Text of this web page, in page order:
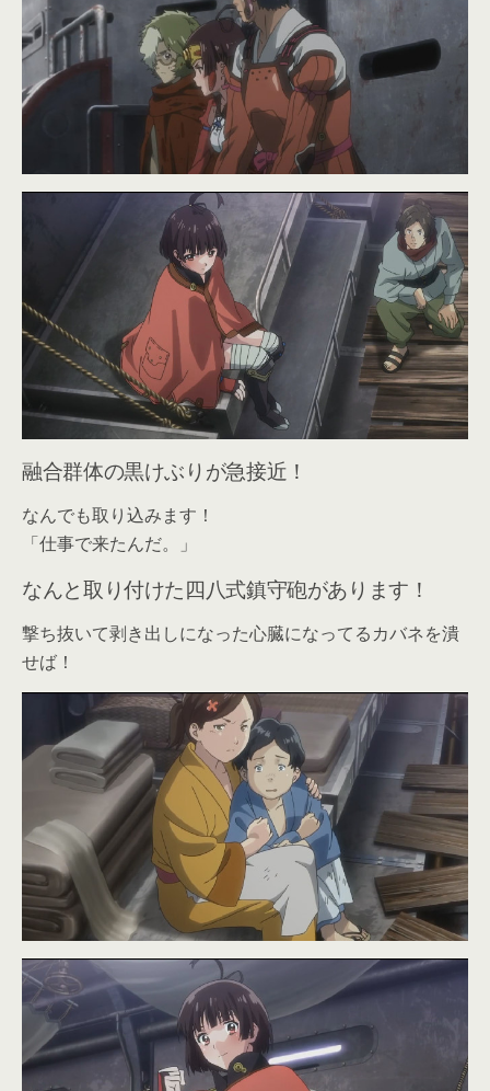
融合群体の黒けぶりが急接近！
なんでも取り込みます！
「仕事で来たんだ。」
なんと取り付けた四八式鎮守砲があります！
撃ち抜いて剥き出しになった心臓になってるカバネを潰
せば！